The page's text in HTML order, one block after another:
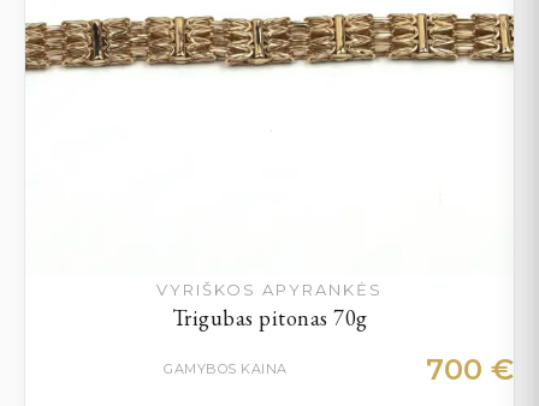
VYRIŠKOS APYRANKĖS
Trigubas pitonas 70g
GAMYBOS KAINA 700 €